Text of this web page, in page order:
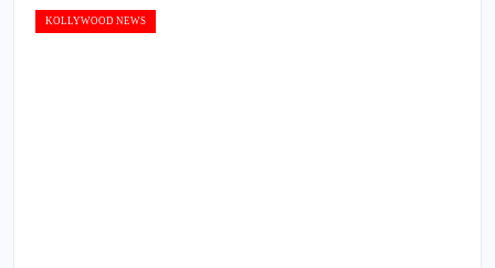
KOLLYWOOD NEWS